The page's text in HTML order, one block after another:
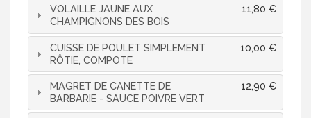
VOLAILLE JAUNE AUX
CHAMPIGNONS DES BOIS
11,80 €
CUISSE DE POULET SIMPLEMENT
RÔTIE, COMPOTE
10,00 €
MAGRET DE CANETTE DE
BARBARIE - SAUCE POIVRE VERT
12,90 €